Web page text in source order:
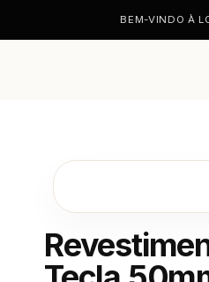
BEM-VINDO À